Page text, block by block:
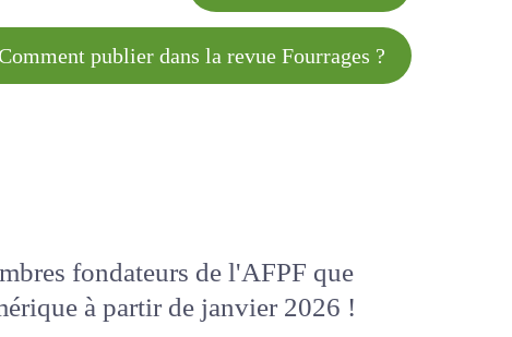
publier dans la revue Fourrages ?
fondateurs de l'AFPF que
numériqueà partir de janvier 2026